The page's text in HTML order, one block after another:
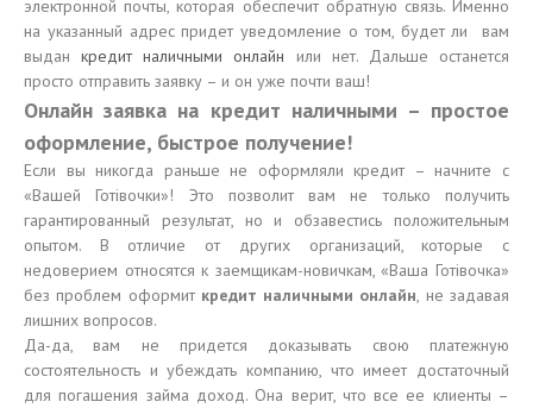
электронной почты, которая обеспечит обратную связь. Именно
на указанный адрес придет уведомление о том, будет ли вам
выданкредит наличными онлайн или нет. Дальше останется
просто отправить заявку – и он уже почти ваш!
Онлайн заявка на кредит наличными – простое
оформление, быстрое получение!
Если вы никогда раньше не оформляли кредит – начните с
«Вашей Готівочки»! Это позволит вам не только получить
гарантированный результат, но и обзавестись положительным
опытом. В отличие от других организаций, которые с
недоверием относятся к заемщикам-новичкам, «Ваша Готівочка»
без проблем оформит кредит наличными онлайн, не задавая
лишних вопросов.
Да-да, вам не придется доказывать свою платежную
состоятельность и убеждать компанию, что имеет достаточный
для погашения займа доход. Она верит, что все ее клиенты –